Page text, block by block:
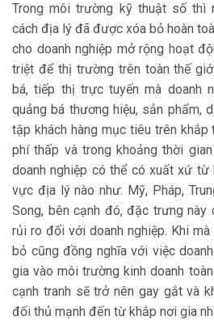
Trong môi trường kỹ thuật số thì
cách địa lý đã được xóa bỏ hoàn
cho doanh nghiệp mở rộng hoạt
triệt để thị trường trên toàn thế
bá, tiếp thị trực tuyến mà doanh
quảng bá thương hiệu, sản phẩm,
tập khách hàng mục tiêu trên
phí thấp và trong khoảng thời
doanh nghiệp có thể có xuất xứ từ
vực địa lý nào như: Mỹ, Pháp,
Song, bên cạnh đó, đặc trưng này
rủi ro đối với doanh nghiệp. Khi
bỏ cũng đồng nghĩa với việc
gia vào môi trường kinh doanh
cạnh tranh sẽ trở nên gay gắt và
đối thủ mạnh đến từ khắp nơi gia